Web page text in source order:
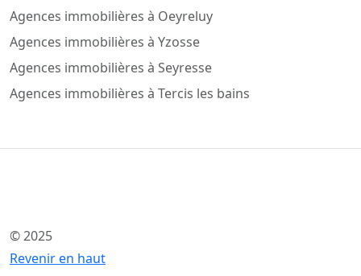
Agences immobilières à Oeyreluy
Agences immobilières à Yzosse
Agences immobilières à Seyresse
Agences immobilières à Tercis les bains
© 2025
Revenir en haut